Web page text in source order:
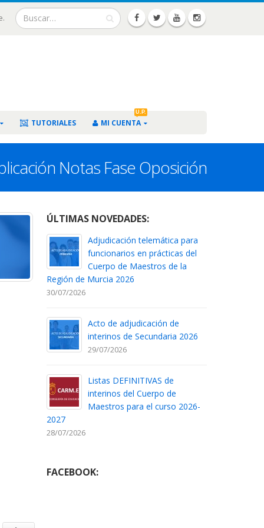
TUTORIALES MI CUENTA
U.P.
Notas Fase Oposición
ÚLTIMAS NOVEDADES:
Adjudicación telemática para
funcionarios en prácticas del
Cuerpo de Maestros de la
Región de Murcia 2026
30/07/2026
Acto de adjudicación de
interinos de Secundaria 2026
29/07/2026
Listas DEFINITIVAS de
interinos del Cuerpo de
Maestros para el curso 2026-
2027
28/07/2026
FACEBOOK: